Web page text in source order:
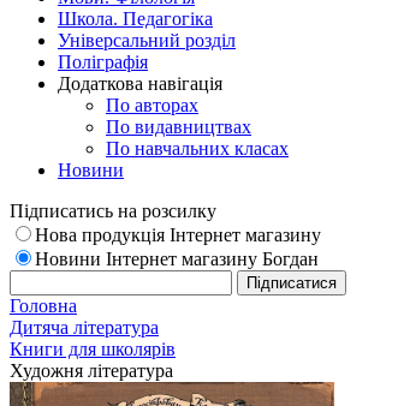
Школа. Педагогіка
Універсальний розділ
Поліграфія
Додаткова навігація
По авторах
По видавництвах
По навчальних класах
Новини
Підписатись на розсилку
Нова продукція Інтернет магазину
Новини Інтернет магазину Богдан
Головна
Дитяча література
Книги для школярів
Художня література